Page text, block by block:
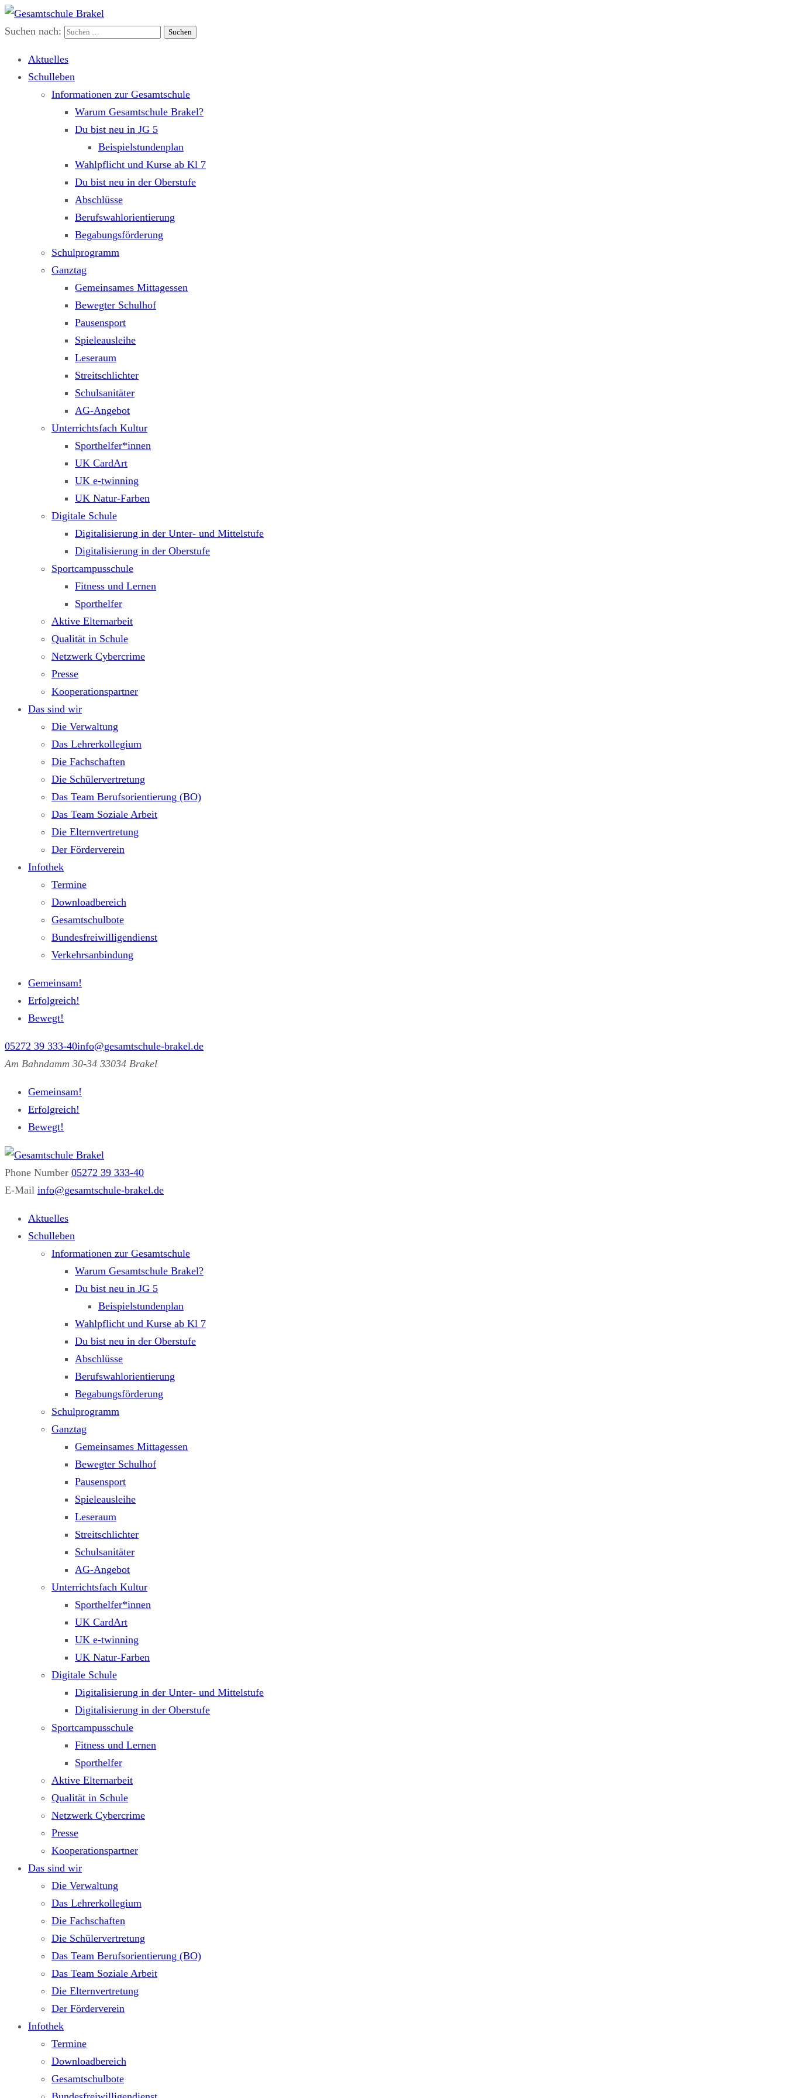
Gesamtschule Brakel
Gemeinsam.Erfolgreich.Bewegt.
Suchen nach:
Aktuelles
Schulleben
Informationen zur Gesamtschule
Warum Gesamtschule Brakel?
Du bist neu in JG 5
Beispielstundenplan
Wahlpflicht und Kurse ab Kl 7
Du bist neu in der Oberstufe
Abschlüsse
Berufswahlorientierung
Begabungsförderung
Schulprogramm
Ganztag
Gemeinsames Mittagessen
Bewegter Schulhof
Pausensport
Spieleausleihe
Leseraum
Streitschlichter
Schulsanitäter
AG-Angebot
Unterrichtsfach Kultur
Sporthelfer*innen
UK CardArt
UK e-twinning
UK Natur-Farben
Digitale Schule
Digitalisierung in der Unter- und Mittelstufe
Digitalisierung in der Oberstufe
Sportcampusschule
Fitness und Lernen
Sporthelfer
Aktive Elternarbeit
Qualität in Schule
Netzwerk Cybercrime
Presse
Kooperationspartner
Das sind wir
Die Verwaltung
Das Lehrerkollegium
Die Fachschaften
Die Schülervertretung
Das Team Berufsorientierung (BO)
Das Team Soziale Arbeit
Die Elternvertretung
Der Förderverein
Infothek
Termine
Downloadbereich
Gesamtschulbote
Bundesfreiwilligendienst
Verkehrsanbindung
Gemeinsam!
Erfolgreich!
Bewegt!
05272 39 333-40info@gesamtschule-brakel.de
Am Bahndamm 30-34 33034 Brakel
Gemeinsam!
Erfolgreich!
Bewegt!
Phone Number 05272 39 333-40
E-Mail info@gesamtschule-brakel.de
Aktuelles
Schulleben
Informationen zur Gesamtschule
Warum Gesamtschule Brakel?
Du bist neu in JG 5
Beispielstundenplan
Wahlpflicht und Kurse ab Kl 7
Du bist neu in der Oberstufe
Abschlüsse
Berufswahlorientierung
Begabungsförderung
Schulprogramm
Ganztag
Gemeinsames Mittagessen
Bewegter Schulhof
Pausensport
Spieleausleihe
Leseraum
Streitschlichter
Schulsanitäter
AG-Angebot
Unterrichtsfach Kultur
Sporthelfer*innen
UK CardArt
UK e-twinning
UK Natur-Farben
Digitale Schule
Digitalisierung in der Unter- und Mittelstufe
Digitalisierung in der Oberstufe
Sportcampusschule
Fitness und Lernen
Sporthelfer
Aktive Elternarbeit
Qualität in Schule
Netzwerk Cybercrime
Presse
Kooperationspartner
Das sind wir
Die Verwaltung
Das Lehrerkollegium
Die Fachschaften
Die Schülervertretung
Das Team Berufsorientierung (BO)
Das Team Soziale Arbeit
Die Elternvertretung
Der Förderverein
Infothek
Termine
Downloadbereich
Gesamtschulbote